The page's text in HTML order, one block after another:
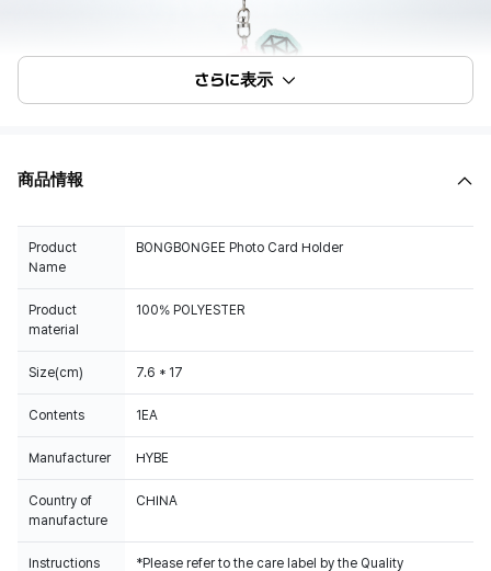
さらに表示
商品情報
Product
Name
BONGBONGEE Photo Card Holder
Product
material
100% POLYESTER
Size(cm) 7.6 * 17
Contents 1EA
Manufacturer HYBE
Country of
manufacture
CHINA
Instructions
*Please refer to the care label by the Quality